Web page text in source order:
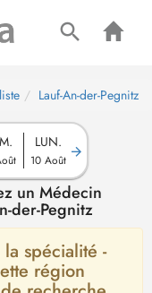
Lauf-An-der-Pegnitz
LUN.
10 Août
un Médecin
der-Pegnitz
spécialité -
région